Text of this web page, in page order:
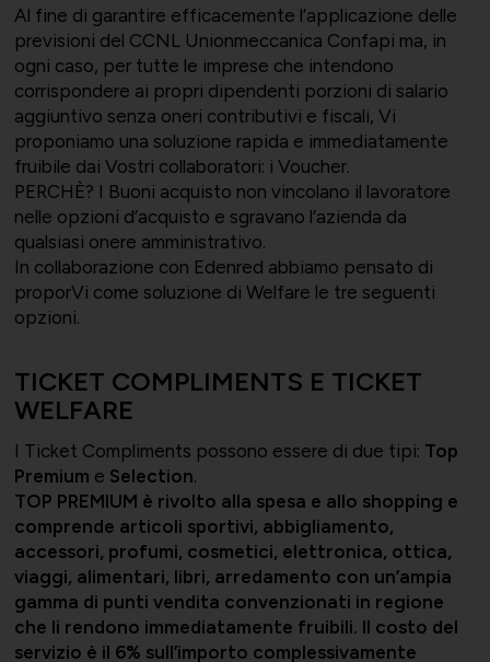
Al fine di garantire efficacemente l’applicazione delle
previsioni del CCNL Unionmeccanica Confapi ma, in
ogni caso, per tutte le imprese che intendono
corrispondere ai propri dipendenti porzioni di salario
aggiuntivo senza oneri contributivi e fiscali, Vi
proponiamo una soluzione rapida e immediatamente
fruibile dai Vostri collaboratori: i Voucher.
PERCHÈ? I Buoni acquisto non vincolano il lavoratore
nelle opzioni d’acquisto e sgravano l’azienda da
qualsiasi onere amministrativo.
In collaborazione con Edenred abbiamo pensato di
proporVi come soluzione di Welfare le tre seguenti
opzioni.
TICKET COMPLIMENTS E TICKET
WELFARE
I Ticket Compliments possono essere di due tipi: Top
Premium e Selection.
TOP PREMIUM è rivolto alla spesa e allo shopping e
comprende articoli sportivi, abbigliamento,
accessori, profumi, cosmetici, elettronica, ottica,
viaggi, alimentari, libri, arredamento con un’ampia
gamma di punti vendita convenzionati in regione
che li rendono immediatamente fruibili. Il costo del
servizio è il 6% sull’importo complessivamente
Bilateralità
ConfapiD
Gruppo Giovani
Società Collegate
UNIONTRASPORTI
ANIEM
UNIONCHIMICA
Uniontessile
Export e commerciale
Appalti e territorio
Formazione finanziata e risorse
Lavoro e relazioni industriali